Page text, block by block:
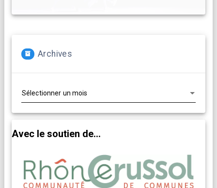
Archives
Avec le soutien de...